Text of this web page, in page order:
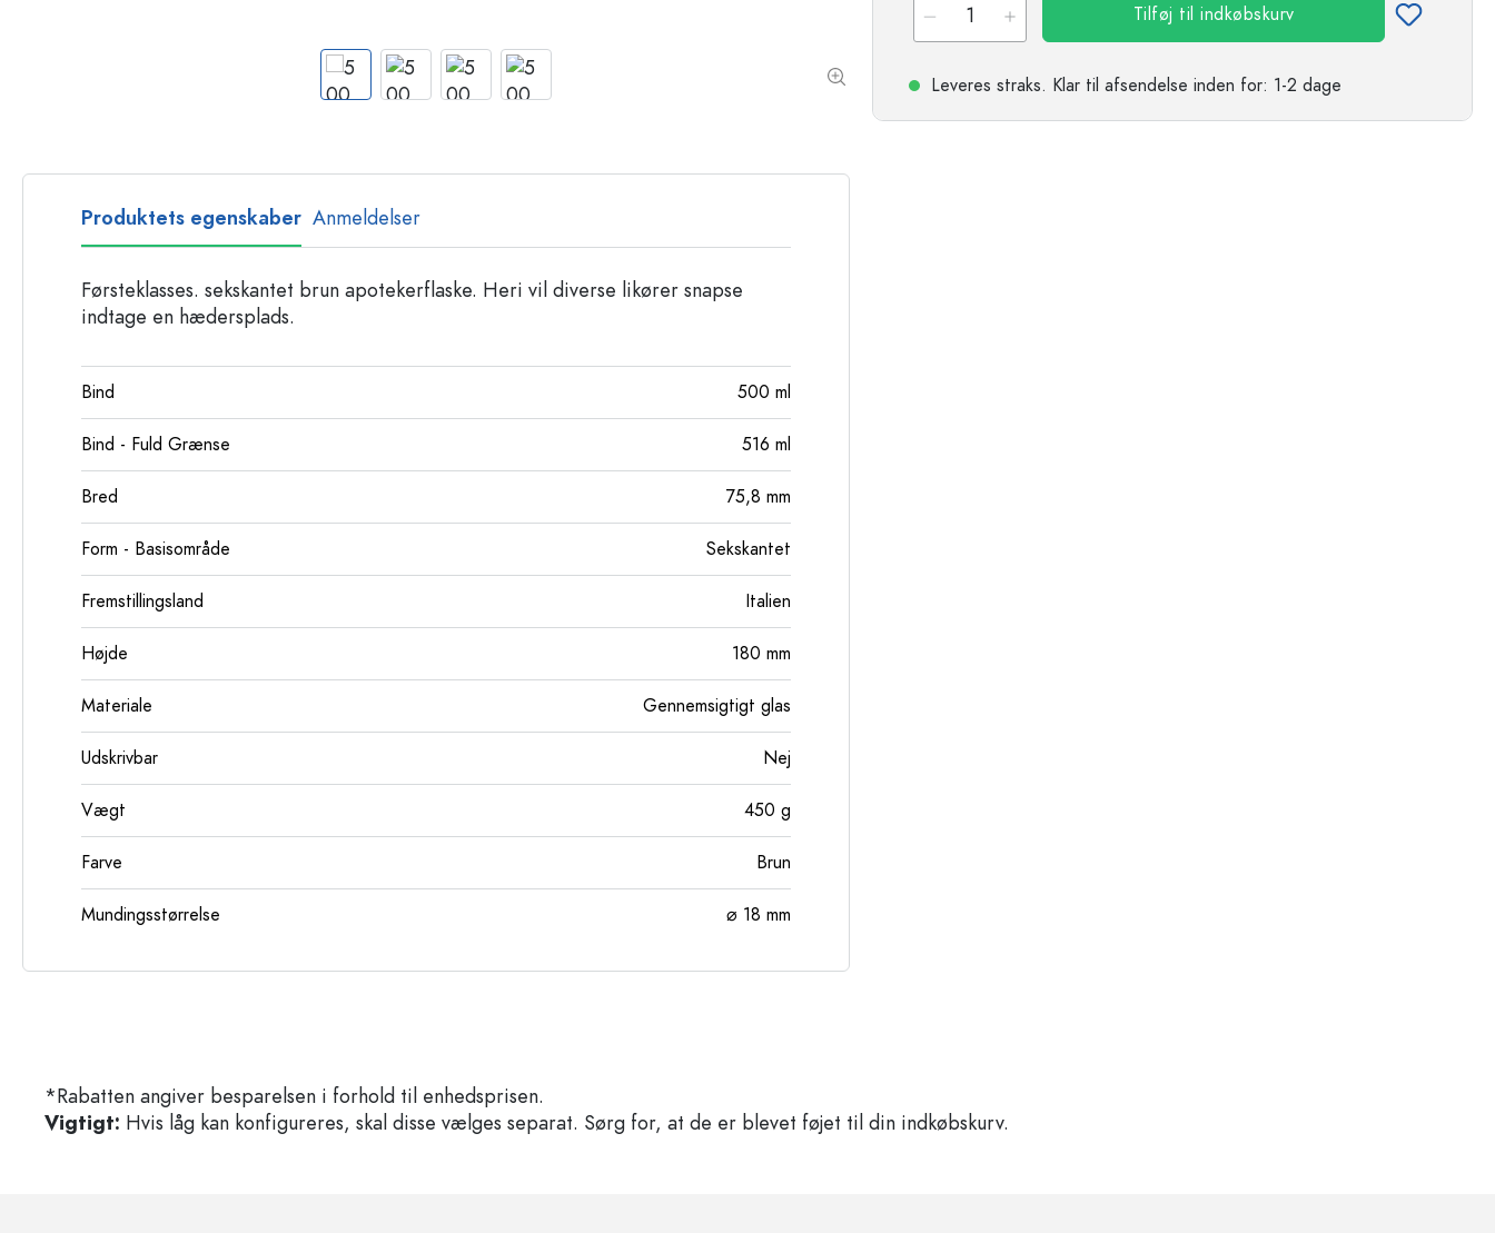
Tilføj til indkøbskurv
Leveres straks. Klar til afsendelse inden for: 1-2 dage
Produktets egenskaber Anmeldelser
Førsteklasses. sekskantet brun apotekerflaske. Heri vil diverse likører snapse
indtage en hædersplads.
Bind 500 ml
Bind - Fuld Grænse 516 ml
Bred 75,8 mm
Form - Basisområde Sekskantet
Fremstillingsland Italien
Højde 180 mm
Materiale Gennemsigtigt glas
Udskrivbar Nej
Vægt 450 g
Farve Brun
Mundingsstørrelse ⌀ 18 mm
*Rabatten angiver besparelsen i forhold til enhedsprisen.
Vigtigt: Hvis låg kan konfigureres, skal disse vælges separat. Sørg for, at de er blevet føjet til din indkøbskurv.